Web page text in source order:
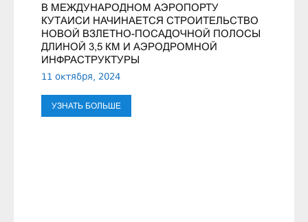
В МЕЖДУНАРОДНОМ АЭРОПОРТУ
КУТАИСИ НАЧИНАЕТСЯ СТРОИТЕЛЬСТВО
НОВОЙ ВЗЛЕТНО-ПОСАДОЧНОЙ ПОЛОСЫ
ДЛИНОЙ 3,5 КМ И АЭРОДРОМНОЙ
ИНФРАСТРУКТУРЫ
11 октября, 2024
УЗНАТЬ БОЛЬШЕ